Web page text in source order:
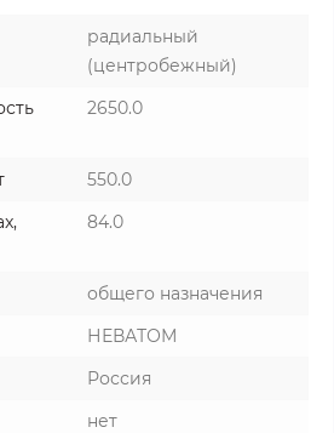
радиальный
(центробежный)
2650.0
550.0
84.0
общего назначения
НЕВАТОМ
Россия
нет